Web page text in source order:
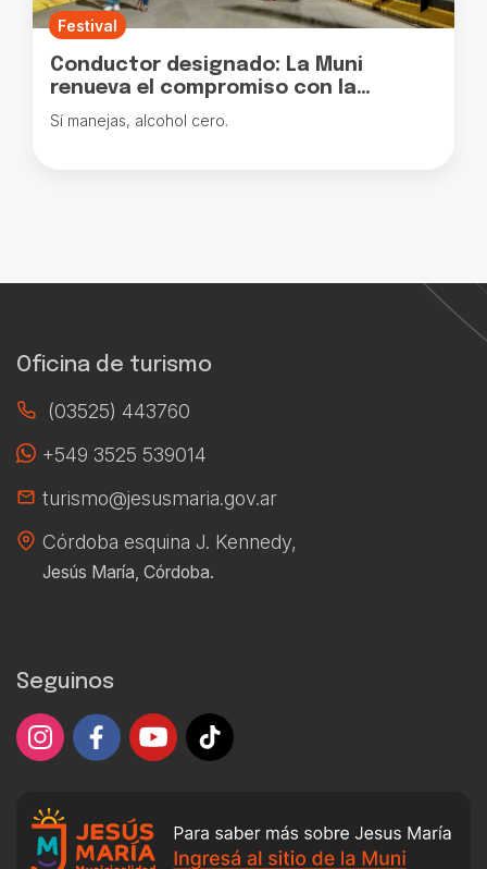
Festival
Conductor designado: La Muni
renueva el compromiso con la
prevención de adicciones y consumo
de alcohol
Sí manejas, alcohol cero.
Oficina de turismo
(03525) 443760
+549 3525 539014
turismo@jesusmaria.gov.ar
Córdoba esquina J. Kennedy,
Jesús María, Córdoba.
Seguinos